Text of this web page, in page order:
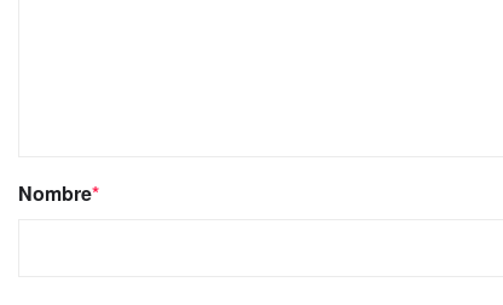
Nombre*